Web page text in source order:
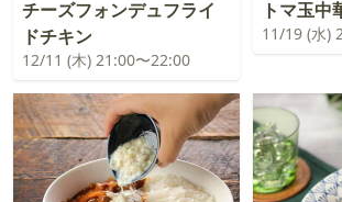
チーズフォンデュフライ
ドチキン
12/11 (木) 21:00〜22:00
トマ玉中
11/19 (水)